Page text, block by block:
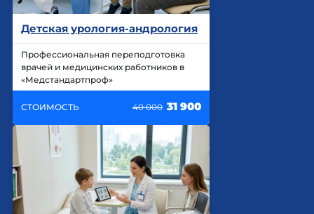
Детская урология-андрология
Профессиональная переподготовка
врачей и медицинских работников в
«Медстандартпроф»
СТОИМОСТЬ 40 000 31 900